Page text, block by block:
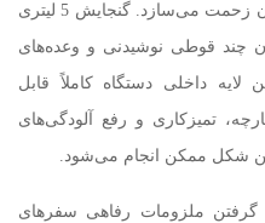
جابجایی آن را در فواصل طولانی بدون زحمت می‌سازد. گنجایش 5 لیتری
چند قوطی نوشیدنی و وعده‌های
داخلی دستگاه کاملاً قابل
تمیزکاری و رفع آلودگی‌های
شکل ممکن انجام می‌شود.
گرفتن ملزومات رفاهی سفرهای